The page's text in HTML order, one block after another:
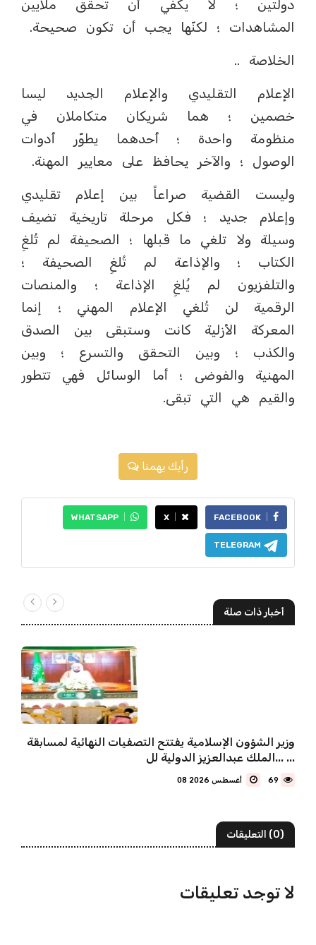
دولتين ؛ لا يكفي أن تحقق ملايين
المشاهدات ؛ لكنّها يجب أن تكون صحيحة.
‏الخلاصة ..
‏الإعلام التقليدي والإعلام الجديد ليسا
خصمين ؛ هما شريكان متكاملان في
منظومة واحدة ؛ أحدهما يطوّر أدوات
الوصول ؛ والآخر يحافظ على معايير المهنة.
‏وليست القضية صراعاً بين إعلام تقليدي
وإعلام جديد ؛ فكل مرحلة تاريخية تضيف
وسيلة ولا تلغي ما قبلها ؛ الصحيفة لم تُلغِ
الكتاب ؛ والإذاعة لم تُلغِ الصحيفة ؛
والتلفزيون لم يُلغِ الإذاعة ؛ والمنصات
الرقمية لن تُلغي الإعلام المهني ؛ إنما
المعركة الأزلية كانت وستبقى بين الصدق
والكذب ؛ وبين التحقق والتسرع ؛ وبين
المهنية والفوضى ؛ أما الوسائل فهي تتطور
والقيم هي التي تبقى.
رأيك يهمنا
FACEBOOK
X
WHATSAPP
TELEGRAM
أخبار ذات صلة
وزير الشؤون الإسلامية يفتتح التصفيات النهائية لمسابقة
الملك عبدالعزيز الدولية لل... ...
69
(0) التعليقات
لا توجد تعليقات